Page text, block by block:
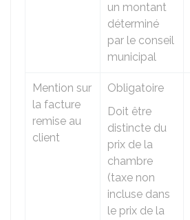
un montant
déterminé
par le conseil
municipal
Mention sur
la facture
remise au
client
Obligatoire
Doit être
distincte du
prix de la
chambre
(taxe non
incluse dans
le prix de la